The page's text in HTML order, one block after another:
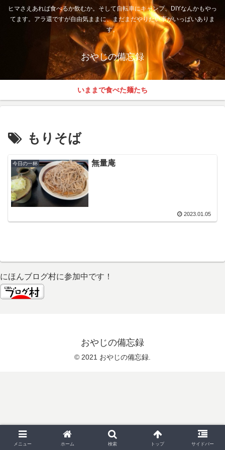
ヒマさえあれば食べるか飲むか。そして自転車にキャンプ、DIYなんかもやっ
てます。アラ還ですが自由気ままに、まだまだやりたい事がいっぱいありま
す。
おやじの備忘録
いままで食べた麺たち
もりそば
今日の一杯 無量庵
2023.01.05
にほんブログ村に参加中です！
おやじの備忘録
© 2021 おやじの備忘録.
メニュー ホーム 検索 トップ サイドバー